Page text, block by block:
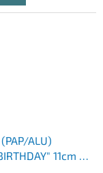
ALU)
11cm x